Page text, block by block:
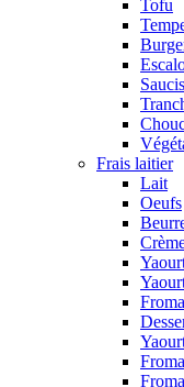
Tofu
Frais laitier
Lait
Oeufs